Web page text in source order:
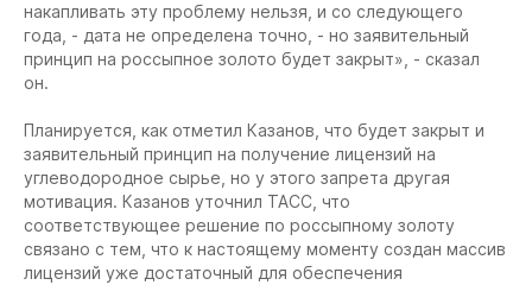
накапливать эту проблему нельзя, и со следующего
года, - дата не определена точно, - но заявительный
принцип на россыпное золото будет закрыт», - сказал
он.
Планируется, как отметил Казанов, что будет закрыт и
заявительный принцип на получение лицензий на
углеводородное сырье, но у этого запрета другая
мотивация. Казанов уточнил ТАСС, что
соответствующее решение по россыпному золоту
связано с тем, что к настоящему моменту создан массив
лицензий уже достаточный для обеспечения